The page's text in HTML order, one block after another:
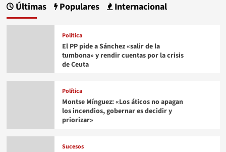
Últimas Populares Internacional
Política
El PP pide a Sánchez «salir de la
tumbona» y rendir cuentas por la crisis
de Ceuta
Política
Montse Mínguez: «Los áticos no apagan
los incendios, gobernar es decidir y
priorizar»
Sucesos